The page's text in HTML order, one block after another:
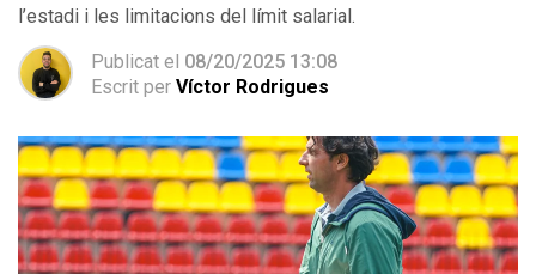
l’estadi i les limitacions del límit salarial.
Publicat el 08/20/2025 13:08
Escrit per Víctor Rodrigues